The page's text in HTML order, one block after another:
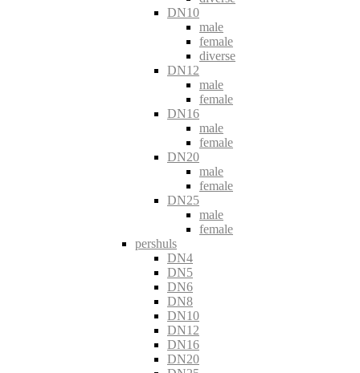
DN10
male
female
diverse
DN12
male
female
DN16
male
female
DN20
male
female
DN25
male
female
pershuls
DN4
DN5
DN6
DN8
DN10
DN12
DN16
DN20